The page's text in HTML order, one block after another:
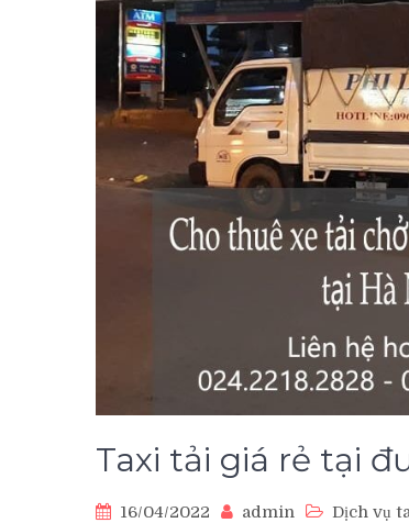
Taxi tải giá rẻ tại
16/04/2022 admin Dịch vụ